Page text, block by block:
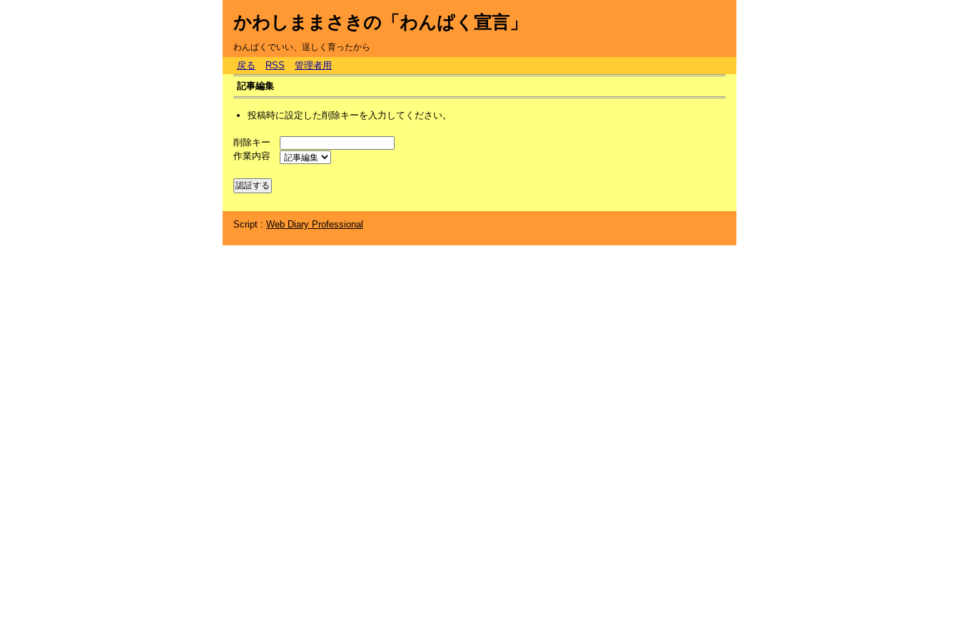
かわしままさきの「わんぱく宣言」
わんぱくでいい、逞しく育ったから
戻る RSS
管理者用
記事編集
投稿時に設定した削除キーを入力してください。
削除キー
作業内容
Script : Web Diary Professional